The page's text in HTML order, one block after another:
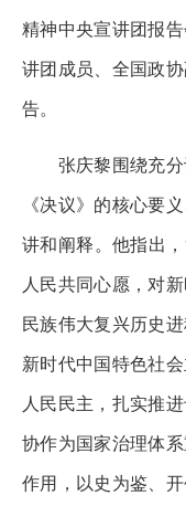
精神中央宣讲团报
讲团成员、全国政
告。
张庆黎围绕充分
《决议》的核心要
讲和阐释。他指出
人民共同心愿，对
民族伟大复兴历史
新时代中国特色社
人民民主，扎实推
协作为国家治理体
作用，以史为鉴、